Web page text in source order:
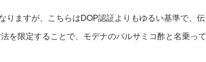
りますが、こちらはDOP認証よりもゆるい基準で、伝
を限定することで、モデナのバルサミコ酢と名乗って